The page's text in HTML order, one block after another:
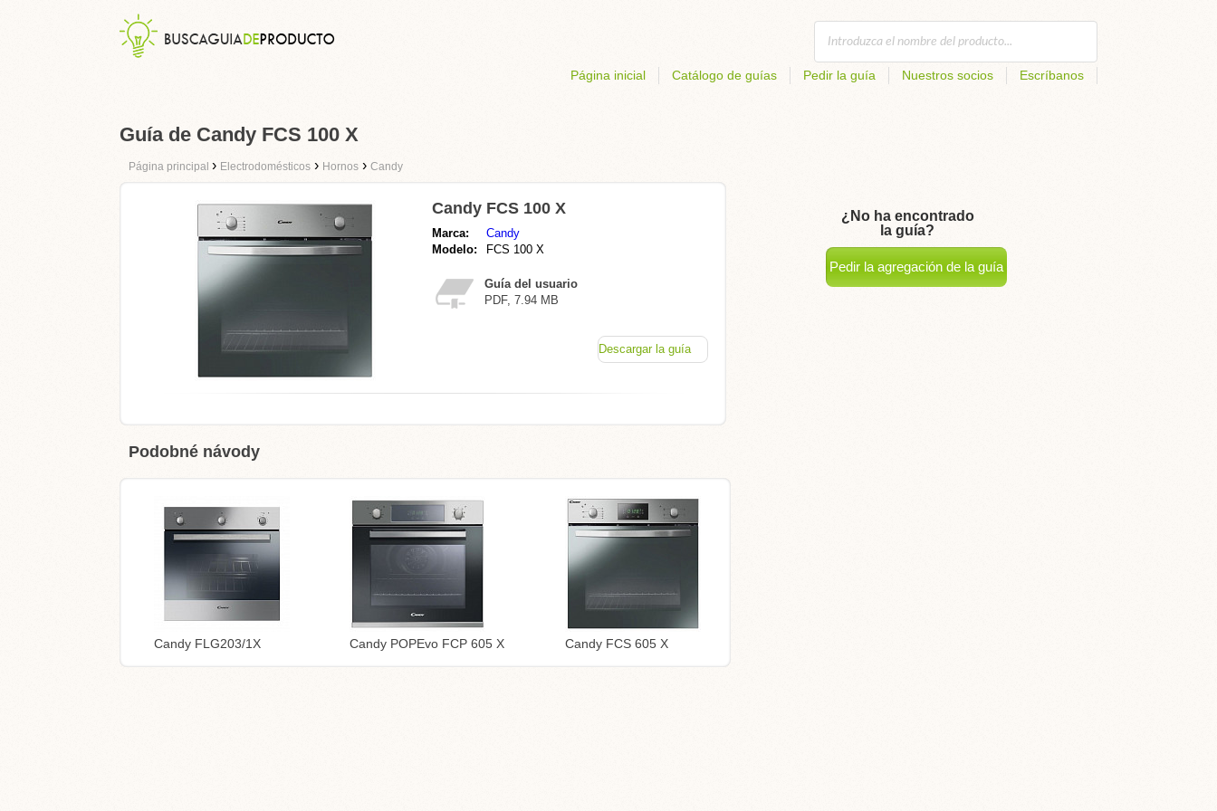
Página inicial Catálogo de guías Pedir la guía Nuestros socios Escríbanos
Guía de Candy FCS 100 X
Página principal › Electrodomésticos › Hornos › Candy
Candy FCS 100 X
Marca:
Candy
Modelo:
FCS 100 X
Guía del usuario
PDF, 7.94 MB
Descargar la guía
Podobné návody
Candy FLG203/1X Candy POPEvo FCP 605 X Candy FCS 605 X
¿No ha encontrado
la guía?
Pedir la agregación de la guía